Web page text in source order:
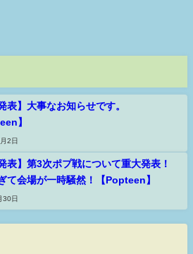
表】大事なお知らせです。
】
2日
表】第3次ポプ戦について重大発表！
て会場が一時騒然！【Popteen】
30日